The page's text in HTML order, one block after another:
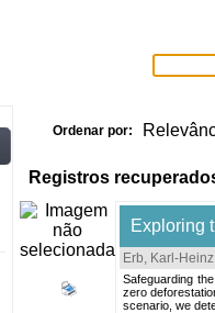
Ordenar por:
Registros
Exploring
Erb, Karl-Heinz
Safeguarding
zero
scenario, we